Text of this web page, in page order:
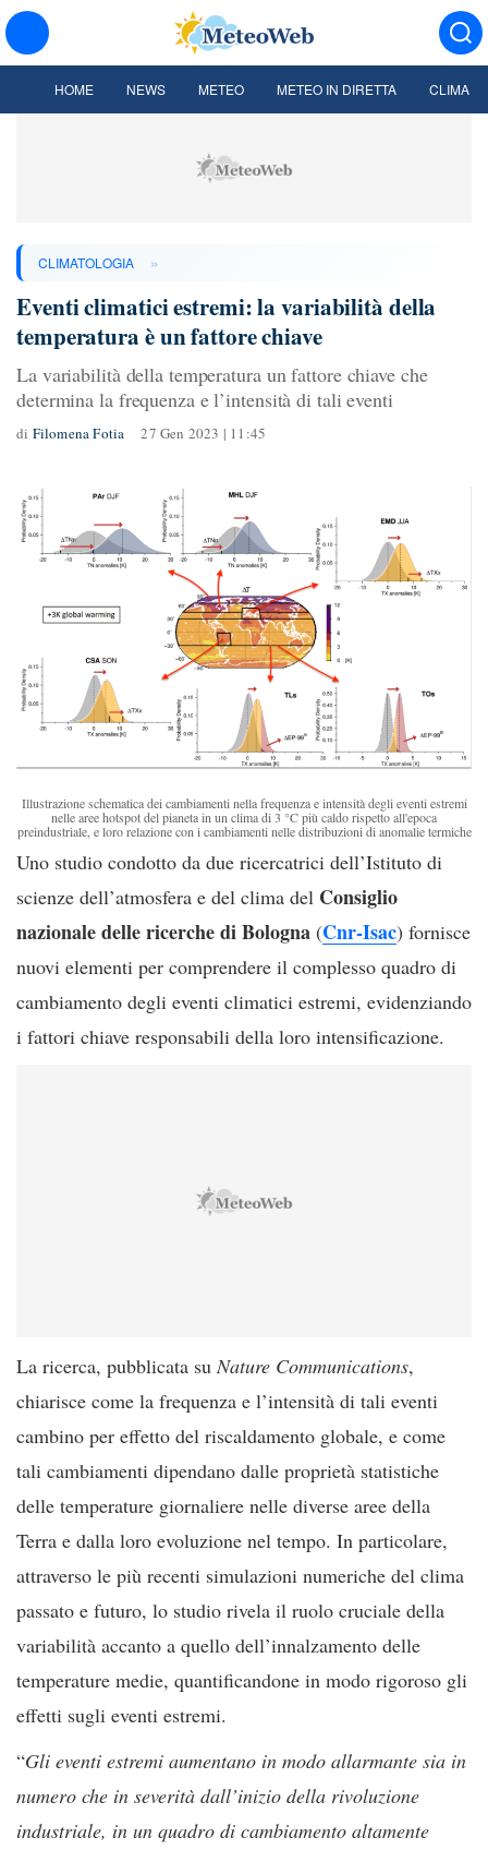
HOME NEWS METEO METEO IN DIRETTA CLIMA
CLIMATOLOGIA »
Eventi climatici estremi: la variabilità della
temperatura è un fattore chiave
La variabilità della temperatura un fattore chiave che
determina la frequenza e l’intensità di tali eventi
di Filomena Fotia 27 Gen 2023 | 11:45
Illustrazione schematica dei cambiamenti nella frequenza e intensità degli eventi estremi
nelle aree hotspot del pianeta in un clima di 3 °C più caldo rispetto all'epoca
preindustriale, e loro relazione con i cambiamenti nelle distribuzioni di anomalie termiche
Uno studio condotto da due ricercatrici dell’Istituto di
scienze dell’atmosfera e del clima del Consiglio
nazionale delle ricerche di Bologna (Cnr-Isac) fornisce
nuovi elementi per comprendere il complesso quadro di
cambiamento degli eventi climatici estremi, evidenziando
i fattori chiave responsabili della loro intensificazione.
La ricerca, pubblicata suNature Communications,
chiarisce come la frequenza e l’intensità di tali eventi
cambino per effetto del riscaldamento globale, e come
tali cambiamenti dipendano dalle proprietà statistiche
delle temperature giornaliere nelle diverse aree della
Terra e dalla loro evoluzione nel tempo. In particolare,
attraverso le più recenti simulazioni numeriche del clima
passato e futuro, lo studio rivela il ruolo cruciale della
variabilità accanto a quello dell’innalzamento delle
temperature medie, quantificandone in modo rigoroso gli
effetti sugli eventi estremi.
“Gli eventi estremi aumentano in modo allarmante sia in
numero che in severità dall’inizio della rivoluzione
industriale, in un quadro di cambiamento altamente